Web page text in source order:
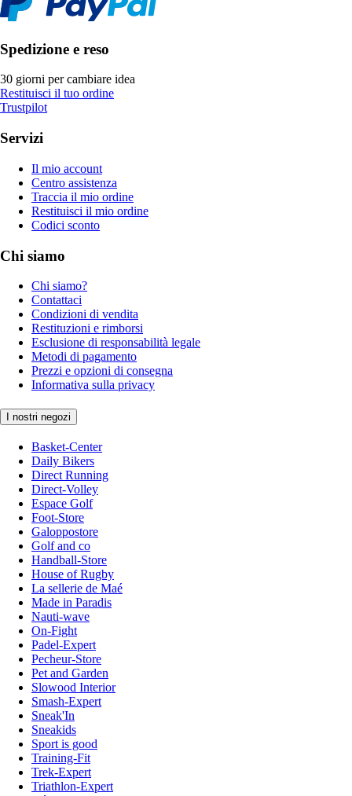
Spedizione e reso
30 giorni per cambiare idea
Restituisci il tuo ordine
Trustpilot
Servizi
Il mio account
Centro assistenza
Traccia il mio ordine
Restituisci il mio ordine
Codici sconto
Chi siamo
Chi siamo?
Contattaci
Condizioni di vendita
Restituzioni e rimborsi
Esclusione di responsabilità legale
Metodi di pagamento
Prezzi e opzioni di consegna
Informativa sulla privacy
I nostri negozi
Basket-Center
Daily Bikers
Direct Running
Direct-Volley
Espace Golf
Foot-Store
Galoppostore
Golf and co
Handball-Store
House of Rugby
La sellerie de Maé
Made in Paradis
Nauti-wave
On-Fight
Padel-Expert
Pecheur-Store
Pet and Garden
Slowood Interior
Smash-Expert
Sneak'In
Sneakids
Sport is good
Training-Fit
Trek-Expert
Triathlon-Expert